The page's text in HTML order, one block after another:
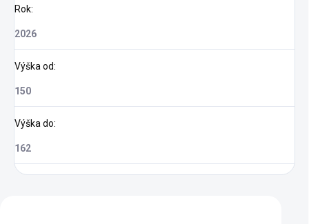
Rok:
2026
Výška od:
150
Výška do:
162